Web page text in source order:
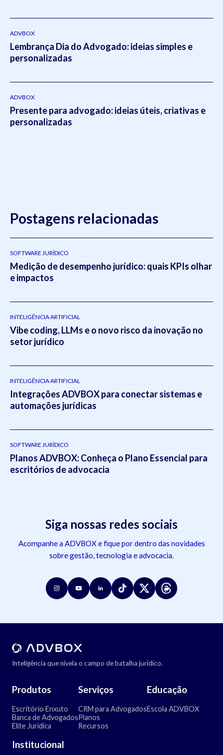
ADVBOX
Lembrança Dia do Advogado: ideias simples e
personalizadas
ADVBOX
Presente para advogado: ideias úteis, criativas e
personalizadas
Postagens relacionadas
SOFTWARE JURÍDICO
Medição de desempenho jurídico: quais KPIs olhar
e impactos
INTELIGÊNCIA ARTIFICIAL
Vibe coding, LLMs e o novo risco da inovação no
setor jurídico
INTELIGÊNCIA ARTIFICIAL
Integrações ADVBOX para conectar sistemas e
automações jurídicas
SOFTWARE JURÍDICO
Planos ADVBOX: Conheça o Plano Essencial para
escritórios de advocacia
Siga nossas redes sociais
Acompanhe a ADVBOX e fique por dentro das novidades
sobre gestão, tecnologia e advocacia.
Inteligência que nivela o campo de batalha jurídico.
Produtos
Escritório Enxuto
Banca de Advogados
Elite Jurídica
Serviços
CRM para Advogados
Planos
Recursos
Educação
Escola ADVBOX
Institucional